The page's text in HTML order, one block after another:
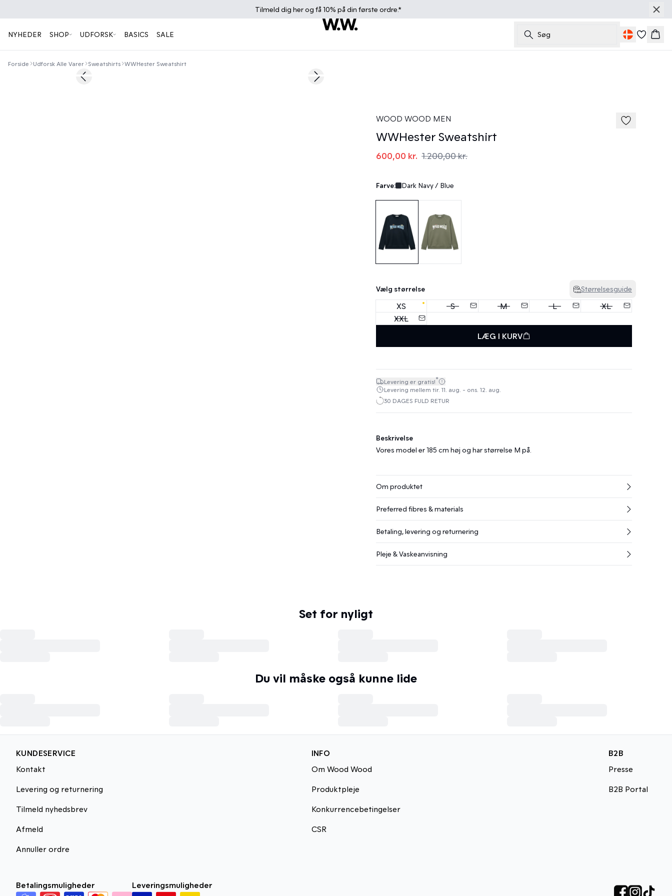
Tilmeld dig herog få 10% på din første ordre.*
NYHEDER SHOP UDFORSK BASICS SALE Søg Kurv
Forside Udforsk Alle Varer Sweatshirts WWHester Sweatshirt
50%Previous slide Next slide
WOOD WOOD MEN
WWHester Sweatshirt
600,00 kr. 1.200,00 kr.
Farve: Dark Navy / Blue
Vælg størrelse Størrelsesguide
XS S M L
XL
XXL
LÆG I KURV
Levering er gratis!*
Levering mellem tir. 11. aug. - ons. 12. aug.
30 DAGES FULD RETUR
Beskrivelse
Vores model er 185 cm høj og har størrelse M på.
Om produktet
Preferred fibres & materials
Betaling, levering og returnering
Pleje & Vaskeanvisning
Set for nyligt
Du vil måske også kunne lide
KUNDESERVICE
Kontakt
Levering og returnering
Tilmeld nyhedsbrev
Afmeld
Annuller ordre
INFO
Om Wood Wood
Produktpleje
Konkurrencebetingelser
CSR
B2B
Presse
B2B Portal
Betalingsmuligheder Leveringsmuligheder